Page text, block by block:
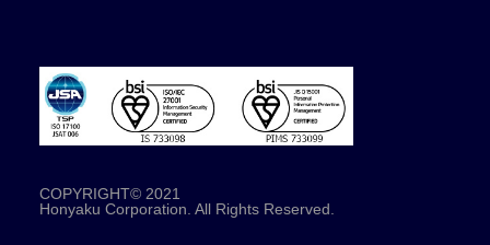
COPYRIGHT© 2021
Honyaku Corporation. All Rights Reserved.